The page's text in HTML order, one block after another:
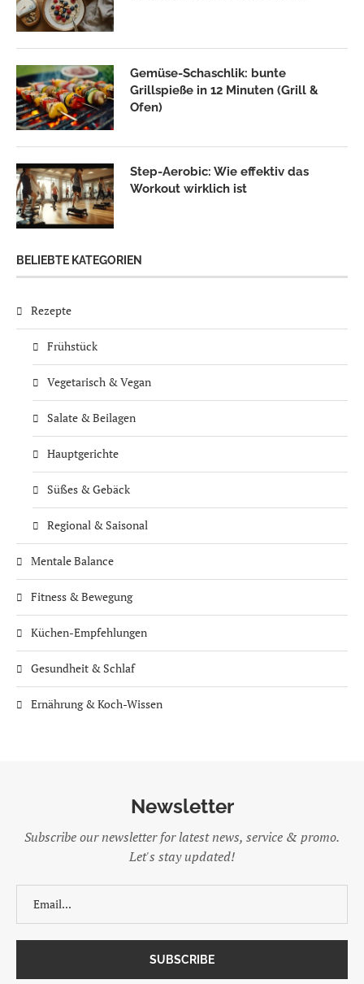
Gemüse-Schaschlik: bunte
Grillspieße in 12 Minuten (Grill &
Ofen)
Step-Aerobic: Wie effektiv das
Workout wirklich ist
BELIEBTE KATEGORIEN
Rezepte
Frühstück
Vegetarisch & Vegan
Salate & Beilagen
Hauptgerichte
Süßes & Gebäck
Regional & Saisonal
Mentale Balance
Fitness & Bewegung
Küchen-Empfehlungen
Gesundheit & Schlaf
Ernährung & Koch-Wissen
Newsletter
Subscribe our newsletter for latest news, service & promo.
Let's stay updated!